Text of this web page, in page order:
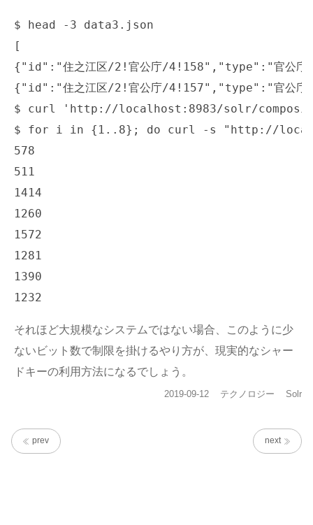
$ head -3 data3.json
[
{"id":"住之江区/2!官公庁/4!158","type":"官公庁
{"id":"住之江区/2!官公庁/4!157","type":"官公庁
$ curl 'http://localhost:8983/solr/
$ for i in {1..8}; do curl -s "http://
578
511
1414
1260
1572
1281
1390
それほど大規模なシステムではない場合、このように少
ないビット数で制限を掛けるやり方が、現実的なシャー
ドキーの利用方法になるでしょう。
投
2019-09-12
カ
テクノロジー
タ
Solr
prev next